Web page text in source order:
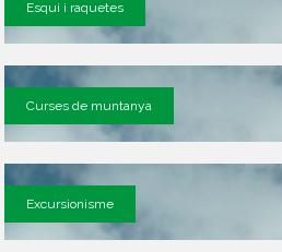
Esqui i raquetes
Curses de muntanya
Excursionisme